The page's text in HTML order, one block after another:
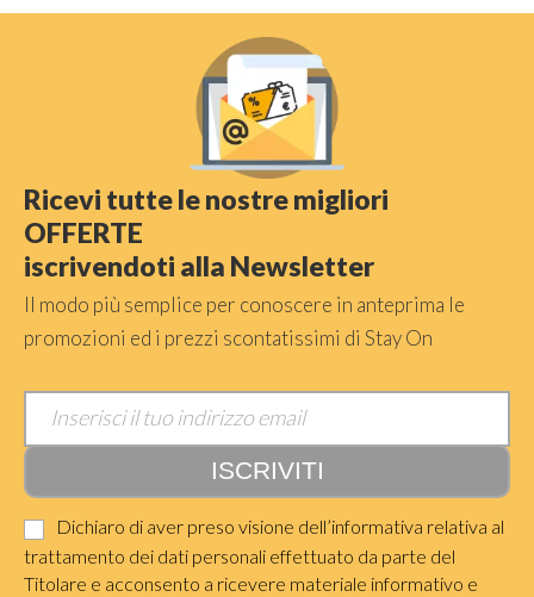
Ricevi tutte le nostre migliori
OFFERTE
iscrivendoti alla Newsletter
Il modo più semplice per conoscere in anteprima le
promozioni ed i prezzi scontatissimi di Stay On
Dichiaro di aver preso visione dell’informativa relativa al
trattamento dei dati personali effettuato da parte del
Titolare e acconsento a ricevere materiale informativo e